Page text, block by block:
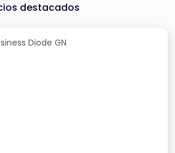
destacados